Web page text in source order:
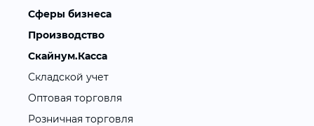
Сферы бизнеса
Производство
Скайнум.Касса
Складской учет
Оптовая торговля
Розничная торговля